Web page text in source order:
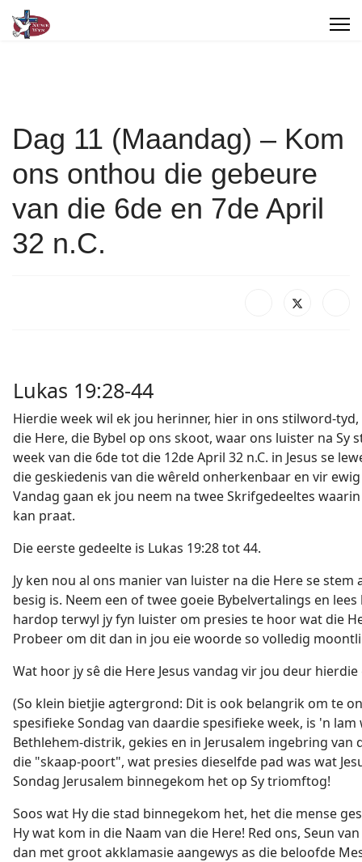
Dag 11 (Maandag) – Kom
ons onthou die gebeure
van die 6de en 7de April
32 n.C.
Lukas 19:28-44
Hierdie week wil ek jou herinner, hier in ons stilword-
die Here, die Bybel op ons skoot, waar ons luister na Sy
week van die 6de tot die 12de April 32 n.C. in Jesus se
die geskiedenis van die wêreld onherkenbaar en vir
Vandag gaan ek jou neem na twee Skrifgedeeltes
kan praat.
Die eerste gedeelte is Lukas 19:28 tot 44.
Jy ken nou al ons manier van luister na die Here se stem
besig is. Neem een of twee goeie Bybelvertalings en
hardop terwyl jy fyn luister om presies te hoor wat die
Probeer om dit dan in jou eie woorde so volledig
Wat hoor jy sê die Here Jesus vandag vir jou deur hierdie
(So klein bietjie agtergrond: Dit is ook belangrik om te
spesifieke Sondag van daardie spesifieke week, is 'n
Bethlehem-distrik, gekies en in Jerusalem ingebring van
die "skaap-poort", wat presies dieselfde pad was wat
Sondag Jerusalem binnegekom het op Sy triomftog!
Soos wat Hy die stad binnegekom het, het die mense
Hy wat kom in die Naam van die Here! Red ons, Seun van
dan met groot akklamasie aangewys as die beloofde